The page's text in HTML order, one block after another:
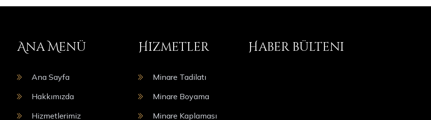
Ana Menü
Ana Sayfa
Hakkımızda
Hizmetlerimiz
Hizmetler
Minare Tadilatı
Minare Boyama
Minare Kaplaması
Haber bülteni